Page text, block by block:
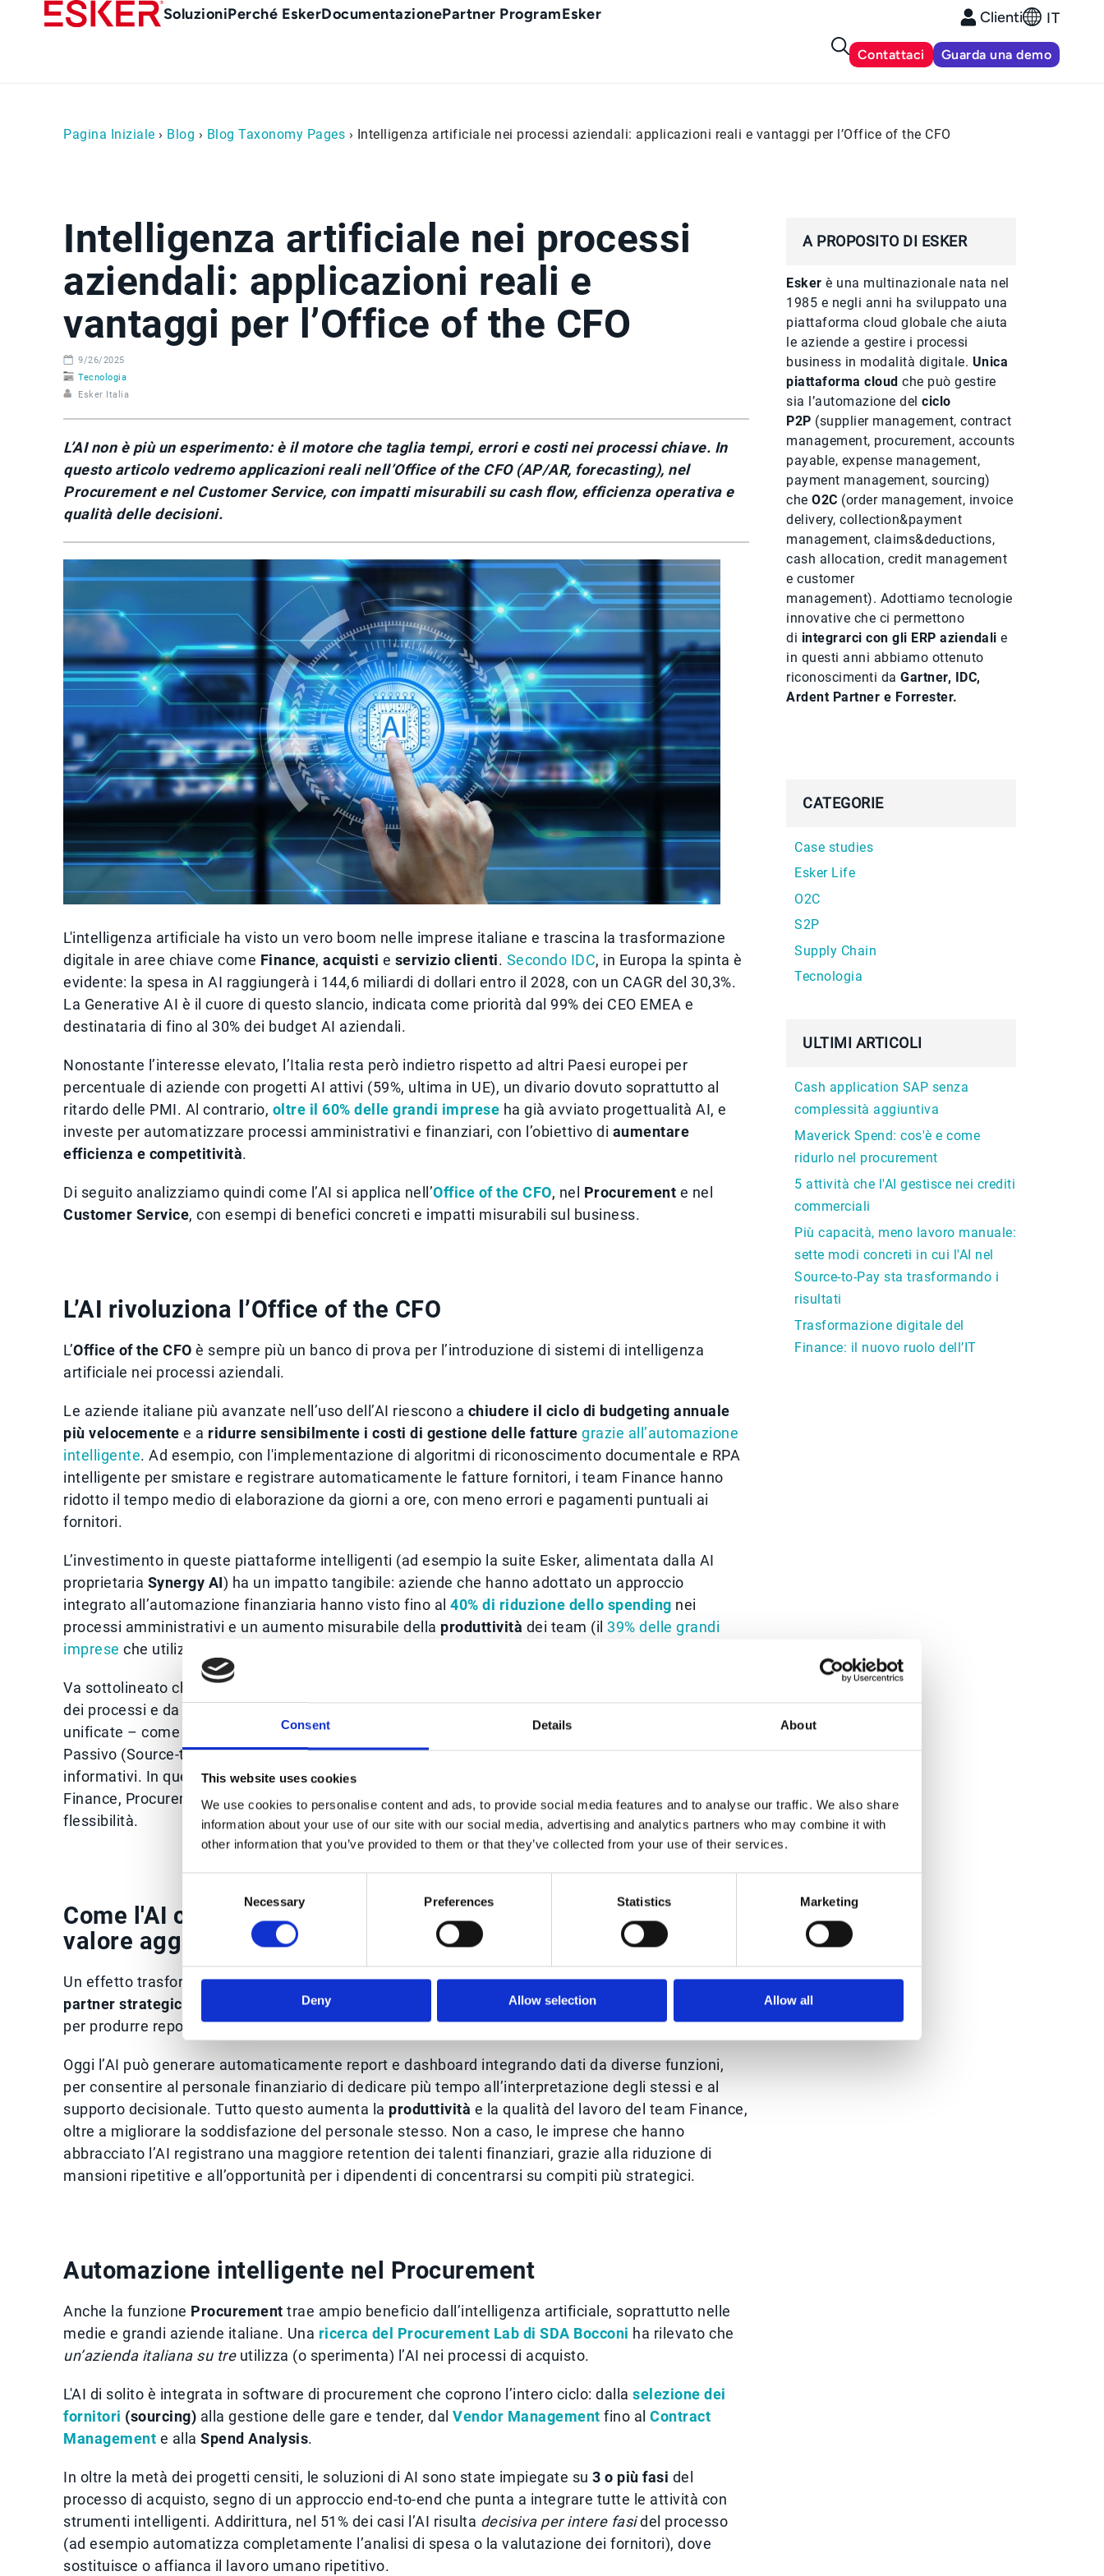
Consent Details About
This website uses cookies
We use cookies to personalise content and ads, to provide social media features and to analyse our traffic. We also share
information about your use of our site with our social media, advertising and analytics partners who may combine it with
other information that you’ve provided to them or that they’ve collected from your use of their services.
Necessary Preferences Statistics Marketing
Deny Allow selection Allow all
Main
SoluzioniPerché EskerDocumentazionePartner ProgramEsker Clienti IT
Contattaci Guarda una demo
Pagina Iniziale › Blog › Blog Taxonomy Pages › Intelligenza artificiale nei processi aziendali: applicazioni reali e vantaggi per l’Office of the CFO
Intelligenza artificiale nei processi
aziendali: applicazioni reali e
vantaggi per l’Office of the CFO
9/26/2025
Tecnologia
Esker Italia
L’AI non è più un esperimento: è il motore che taglia tempi, errori e costi nei processi chiave. In
questo articolo vedremo applicazioni reali nell’Office of the CFO (AP/AR, forecasting), nel
Procurement e nel Customer Service, con impatti misurabili su cash flow, efficienza operativa e
qualità delle decisioni.
L'intelligenza artificiale ha visto un vero boom nelle imprese italiane e trascina la trasformazione
digitale in aree chiave come Finance, acquisti e servizio clienti. Secondo IDC, in Europa la spinta è
evidente: la spesa in AI raggiungerà i 144,6 miliardi di dollari entro il 2028, con un CAGR del 30,3%.
La Generative AI è il cuore di questo slancio, indicata come priorità dal 99% dei CEO EMEA e
destinataria di fino al 30% dei budget AI aziendali.
Nonostante l’interesse elevato, l’Italia resta però indietro rispetto ad altri Paesi europei per
percentuale di aziende con progetti AI attivi (59%, ultima in UE), un divario dovuto soprattutto al
ritardo delle PMI. Al contrario, oltre il 60% delle grandi imprese ha già avviato progettualità AI, e
investe per automatizzare processi amministrativi e finanziari, con l’obiettivo di aumentare
efficienza e competitività.
Di seguito analizziamo quindi come l’AI si applica nell’Office of the CFO, nel Procurement e nel
Customer Service, con esempi di benefici concreti e impatti misurabili sul business.
L’AI rivoluziona l’Office of the CFO
L’Office of the CFO è sempre più un banco di prova per l’introduzione di sistemi di intelligenza
artificiale nei processi aziendali.
Le aziende italiane più avanzate nell’uso dell’AI riescono a chiudere il ciclo di budgeting annuale
più velocemente e a ridurre sensibilmente i costi di gestione delle fatture grazie all’automazione
intelligente. Ad esempio, con l'implementazione di algoritmi di riconoscimento documentale e RPA
intelligente per smistare e registrare automaticamente le fatture fornitori, i team Finance hanno
ridotto il tempo medio di elaborazione da giorni a ore, con meno errori e pagamenti puntuali ai
fornitori.
L’investimento in queste piattaforme intelligenti (ad esempio la suite Esker, alimentata dalla AI
proprietaria Synergy AI) ha un impatto tangibile: aziende che hanno adottato un approccio
integrato all’automazione finanziaria hanno visto fino al 40% di riduzione dello spending nei
processi amministrativi e un aumento misurabile della produttività dei team (il 39% delle grandi
imprese che utilizzano strumenti di AI generativa riporta un incremento di produttività).
Va sottolineato che questi risultati si ottengono quando l’AI è accompagnata da un ripensamento
dei processi e da una forte integrazione dei dati aziendali. Molte realtà hanno scelto piattaforme
unificate – come
suite di automazione AI per l’Office of the CFO
– che collegano fra loro Ciclo
Passivo (Source-to-Pay), Ciclo Attivo (Order-to-Cash) e altri sistemi, per abbattere i silos
informativi. In questo modo,il CFO dispone di un unico cruscotto live condiviso
Finance, Procurement e Customer Service, che abilita analisi predittive trasversali con grande
flessibilità.
Come l'AI cambia la funzione Finance: da centro di costo a
valore aggiunto
Un effetto trasformativo dell’AI è il cambio di ruolo della funzione Finance: da “contabilizzatore” a
partner strategico
. In passato si è stimato che il
degli analisti finanziari fosse speso
per produrre reportistica, a scapito dell’analisi degli insight.
Oggi l’AI può generare automaticamente report e dashboard integrando dati da diverse funzioni,
per consentire al personale finanziario di dedicare più tempo all’interpretazione degli stessi e al
supporto decisionale. Tutto questo aumenta la produttività e la qualità del lavoro del team Finance,
oltre a migliorare la soddisfazione del personale stesso. Non a caso, le imprese che hanno
abbracciato l’AI registrano una maggiore retention dei talenti finanziari, grazie alla riduzione di
mansioni ripetitive e all’opportunità per i dipendenti di concentrarsi su compiti più strategici.
Automazione intelligente nel Procurement
Anche la funzione Procurement trae ampio beneficio dall’intelligenza artificiale, soprattutto nelle
medie e grandi aziende italiane. Una ricerca del Procurement Lab di SDA Bocconi ha rilevato che
un’azienda italiana su treutilizza (o sperimenta) l’AI nei processi di acquisto.
L'AI di solito è integrata in software di procurement che coprono l’intero ciclo: dalla selezione dei
fornitori (sourcing) alla gestione delle gare e tender, dal Vendor Management fino al Contract
Management e alla Spend Analysis.
In oltre la metà dei progetti censiti, le soluzioni di AI sono state impiegate su 3 o più fasi del
processo di acquisto, segno di un approccio end-to-end che punta a integrare tutte le attività con
strumenti intelligenti. Addirittura, nel 51% dei casi l’AI risulta decisiva per intere fasidel processo
(ad esempio automatizza completamente l’analisi di spesa o la valutazione dei fornitori), dove
sostituisce o affianca il lavoro umano ripetitivo.
A PROPOSITO DI ESKER
Esker è una multinazionale nata nel
1985 e negli anni ha sviluppato una
piattaforma cloud globale che aiuta
le aziende a gestire i processi
business in modalità digitale. Unica
piattaforma cloud che può gestire
sia l’automazione del ciclo
P2P (supplier management, contract
management, procurement, accounts
payable, expense management,
payment management, sourcing)
che O2C (order management, invoice
delivery, collection&payment
management, claims&deductions,
cash allocation, credit management
e customer
management). Adottiamo tecnologie
innovative che ci permettono
di integrarci con gli ERP aziendali e
in questi anni abbiamo ottenuto
riconoscimenti da Gartner, IDC,
Ardent Partner e Forrester.
CATEGORIE
Case studies
Esker Life
O2C
S2P
Supply Chain
Tecnologia
ULTIMI ARTICOLI
Cash application SAP senza
complessità aggiuntiva
Maverick Spend: cos'è e come
ridurlo nel procurement
5 attività che l'AI gestisce nei crediti
commerciali
Più capacità, meno lavoro manuale:
sette modi concreti in cui l'AI nel
Source-to-Pay sta trasformando i
risultati
Trasformazione digitale del
Finance: il nuovo ruolo dell’IT